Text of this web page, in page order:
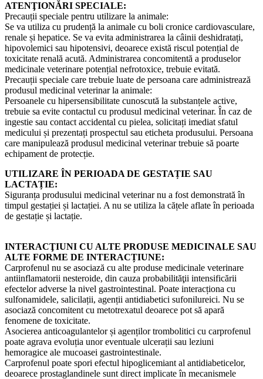
ATENŢIONĂRI SPECIALE:
Precauții speciale pentru utilizare la animale:
Se va utiliza cu prudență la animale cu boli cronice cardiovasculare,
renale și hepatice. Se va evita administrarea la câinii deshidratați,
hipovolemici sau hipotensivi, deoarece există riscul potențial de
toxicitate renală acută. Administrarea concomitentă a produselor
medicinale veterinare potențial nefrotoxice, trebuie evitată.
Precauții speciale care trebuie luate de persoana care administrează
produsul medicinal veterinar la animale:
Persoanele cu hipersensibilitate cunoscută la substanțele active,
trebuie sa evite contactul cu produsul medicinal veterinar. În caz de
ingestie sau contact accidental cu pielea, solicitați imediat sfatul
medicului și prezentați prospectul sau eticheta produsului. Persoana
care manipulează produsul medicinal veterinar trebuie să poarte
echipament de protecție.
UTILIZARE ÎN PERIOADA DE GESTAȚIE SAU
LACTAȚIE:
Siguranța produsului medicinal veterinar nu a fost demonstrată în
timpul gestației și lactației. A nu se utiliza la cățele aflate în perioada
de gestație și lactație.
INTERACŢIUNI CU ALTE PRODUSE MEDICINALE SAU
ALTE FORME DE INTERACȚIUNE:
Carprofenul nu se asociază cu alte produse medicinale veterinare
antiinflamatorii nesteroide, din cauza probabilităţii intensificării
efectelor adverse la nivel gastrointestinal. Poate interacționa cu
sulfonamidele, salicilații, agenții antidiabetici sufonilureici. Nu se
asociază concomitent cu metotrexatul deoarece pot să apară
fenomene de toxicitate.
Asocierea anticoagulantelor și agenților trombolitici cu carprofenul
poate agrava evoluția unor eventuale ulcerații sau leziuni
hemoragice ale mucoasei gastrointestinale.
Carprofenul poate spori efectul hipoglicemiant al antidiabeticelor,
deoarece prostaglandinele sunt direct implicate în mecanismele